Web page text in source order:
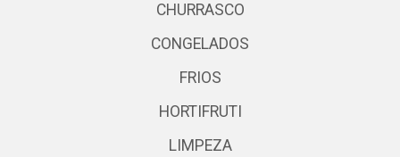
CHURRASCO
CONGELADOS
FRIOS
HORTIFRUTI
LIMPEZA